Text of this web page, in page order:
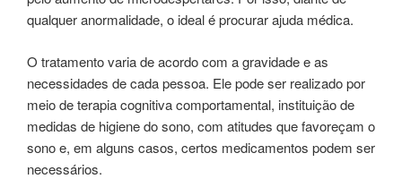
qualquer anormalidade, o ideal é procurar ajuda médica.
O tratamento varia de acordo com a gravidade e as
necessidades de cada pessoa. Ele pode ser realizado por
meio de terapia cognitiva comportamental, instituição de
medidas de higiene do sono, com atitudes que favoreçam o
sono e, em alguns casos, certos medicamentos podem ser
necessários.